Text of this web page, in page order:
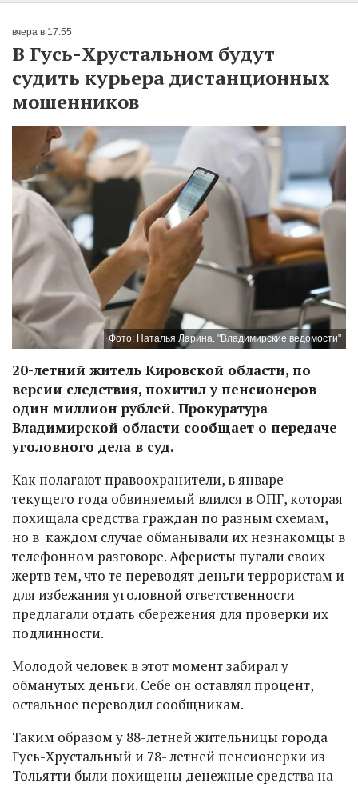
вчера в 17:55
В Гусь-Хрустальном будут
судить курьера дистанционных
мошенников
Фото: Наталья Ларина. "Владимирские ведомости"
20-летний житель Кировской области, по
версии следствия, похитил у пенсионеров
один миллион рублей. Прокуратура
Владимирской области сообщает о передаче
уголовного дела в суд.
Как полагают правоохранители, в январе
текущего года обвиняемый влился в ОПГ, которая
похищала средства граждан по разным схемам,
но в каждом случае обманывали их незнакомцы в
телефонном разговоре. Аферисты пугали своих
жертв тем, что те переводят деньги террористам и
для избежания уголовной ответственности
предлагали отдать сбережения для проверки их
подлинности.
Молодой человек в этот момент забирал у
обманутых деньги. Себе он оставлял процент,
остальное переводил сообщникам.
Таким образом у 88-летней жительницы города
Гусь-Хрустальный и 78- летней пенсионерки из
Тольятти были похищены денежные средства на